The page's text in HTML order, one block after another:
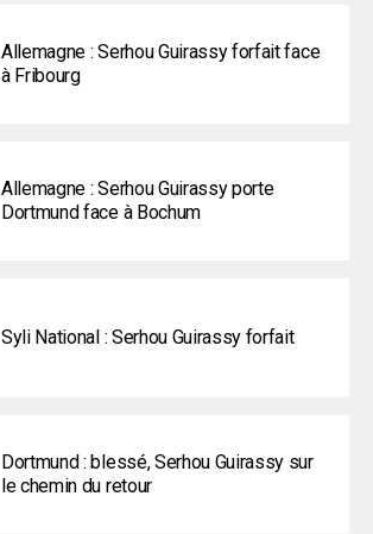
Allemagne : Serhou Guirassy forfait face
à Fribourg
Allemagne : Serhou Guirassy porte
Dortmund face à Bochum
Syli National : Serhou Guirassy forfait
Dortmund : blessé, Serhou Guirassy sur
le chemin du retour